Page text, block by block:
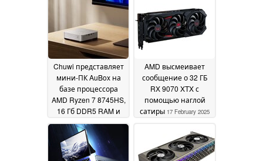
Интернет21 February
по сравнению с
аналогами из Zen 4
19 February 2025
Chuwi представляет
мини-ПК AuBox на
базе процессора
AMD Ryzen 7 8745HS,
16 Гб DDR5 RAM и
512 Гб PCIe SSD18
February 2025
AMD высмеивает
сообщение о 32 ГБ
RX 9070 XTX с
помощью наглой
сатиры 17 February 2025